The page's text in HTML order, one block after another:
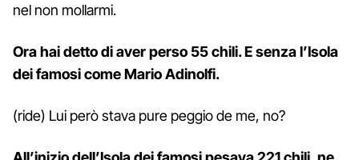
nel non mollarmi.
Ora hai detto di aver perso 55 chili. E senza l’Isola
dei famosicome Mario Adinolfi.
(ride) Lui però stava pure peggio de me, no?